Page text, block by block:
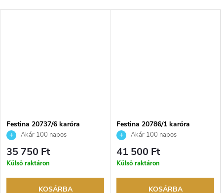
Festina 20737/6 karóra
Akár 100 napos
visszaküldési lehetőség. Hivatalos
márkakereskedő.
35 750 Ft
Külső raktáron
KOSÁRBA
Festina 20786/1 karóra
Akár 100 napos
visszaküldési lehetőség. Hivatalos
márkakereskedő.
41 500 Ft
Külső raktáron
KOSÁRBA